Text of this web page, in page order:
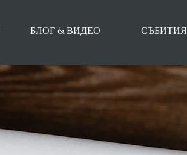
БЛОГ & ВИДЕО СЪБИТИЯ